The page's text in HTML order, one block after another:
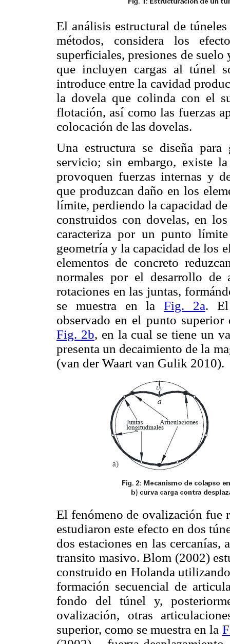
El análisis estructural de
métodos, considera los
superficiales, presiones de
que incluyen cargas al túnel
introduce entre la cavidad
la dovela que colinda con el
flotación, así como las fuerzas
colocación de las dovelas.
Una estructura se diseña
servicio; sin embargo, existe
provoquen fuerzas internas y
que produzcan daño en los
límite, perdiendo la capacidad
construidos con dovelas, en
caracteriza por un punto
geometría y la capacidad de los
elementos de concreto
normales por el desarrollo de
rotaciones en las juntas,
se muestra en la Fig. 2a. El
observado en el punto
Fig. 2b, en la cual se tiene un
presenta un decaimiento de la
(van der Waart van Gulik 2010).
El fenómeno de ovalización fue
estudiaron este efecto en dos
dos estaciones en las
transito masivo. Blom (2002)
construido en Holanda
formación secuencial de
fondo del túnel y,
ovalización, otras
superior, como se muestra en la